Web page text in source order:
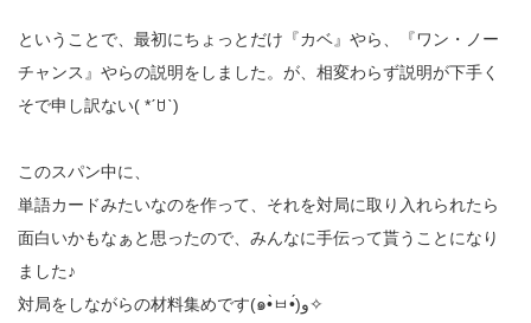
ということで、最初にちょっとだけ『カベ』やら、『ワン・ノー
チャンス』やらの説明をしました。が、相変わらず説明が下手く
そで申し訳ない( *ˊꇴˋ)
このスパン中に、
単語カードみたいなのを作って、それを対局に取り入れられたら
面白いかもなぁと思ったので、みんなに手伝って貰うことになり
ました♪
対局をしながらの材料集めです(๑•̀ㅂ•́)و✧